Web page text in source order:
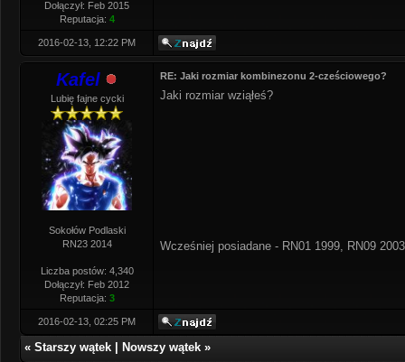
Dołączył: Feb 2015
Reputacja: 4
2016-02-13, 12:22 PM
Kafel
Lubię fajne cycki
Sokołów Podlaski
RN23 2014
Liczba postów: 4,340
Dołączył: Feb 2012
Reputacja: 3
RE: Jaki rozmiar kombinezonu 2-cześciowego?
Jaki rozmiar wziąłeś?
Wcześniej posiadane - RN01 1999, RN09
2016-02-13, 02:25 PM
« Starszy wątek Nowszy wątek »